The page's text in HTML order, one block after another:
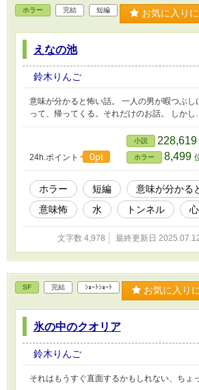
ホラー 完結 短編 お気に入り
えなの池
鈴木りんご
意味が分かると怖い話。 一人の男が暇つぶし
って、帰ってくる。それだけのお話。 しか
24h.ポイント 0pt
小説 228,619
ホラー 8,499
ホラー 短編
意味が分かる
意味怖
水 トンネル
文字数 4,978 最終更新日
SF 完結 ｼｮｰﾄｼｮｰﾄ お気に入り
氷の中のクオリア
鈴木りんご
それはもうすぐ直面するかもしれない、ちょ